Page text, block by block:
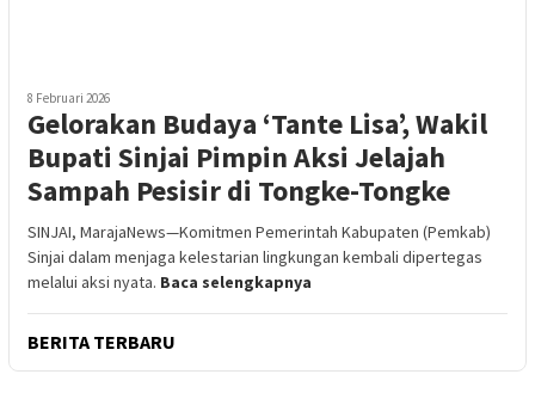
8 Februari 2026
Gelorakan Budaya ‘Tante Lisa’, Wakil
Bupati Sinjai Pimpin Aksi Jelajah
Sampah Pesisir di Tongke-Tongke
SINJAI, MarajaNews—Komitmen Pemerintah Kabupaten (Pemkab)
Sinjai dalam menjaga kelestarian lingkungan kembali dipertegas
melalui aksi nyata. Baca selengkapnya
BERITA TERBARU